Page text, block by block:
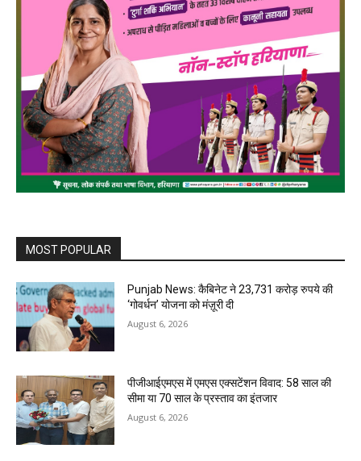
MOST POPULAR
Punjab News: कैबिनेट ने 23,731 करोड़ रुपये की
‘गोवर्धन’ योजना को मंज़ूरी दी
August 6, 2026
पीजीआईएमएस में एमएस एक्सटेंशन विवाद: 58 साल की
सीमा या 70 साल के प्रस्ताव का इंतजार
August 6, 2026